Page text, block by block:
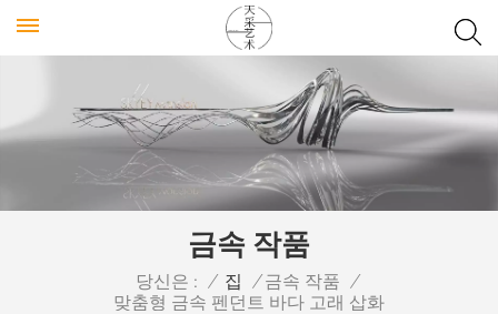
금속 작품
당신은 : / 집 / 금속 작품 /
맞춤형 금속 펜던트 바다 고래 삽화